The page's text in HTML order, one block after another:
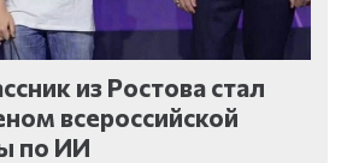
из Ростова стал
всероссийской
по ИИ